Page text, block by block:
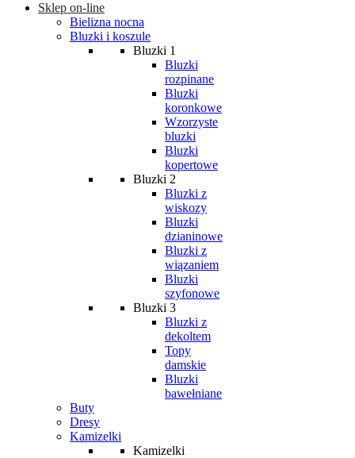
Sklep on-line
Bielizna nocna
Bluzki i koszule
Bluzki 1
Bluzki
rozpinane
Bluzki
koronkowe
Wzorzyste
bluzki
Bluzki
kopertowe
Bluzki 2
Bluzki z
wiskozy
Bluzki
dzianinowe
Bluzki z
wiązaniem
Bluzki
szyfonowe
Bluzki 3
Bluzki z
dekoltem
Topy
damskie
Bluzki
bawełniane
Buty
Dresy
Kamizelki
Kamizelki